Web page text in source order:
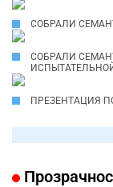
СОБРАЛИ
СОБРАЛИ
ПРЕЗЕНТАЦИЯ